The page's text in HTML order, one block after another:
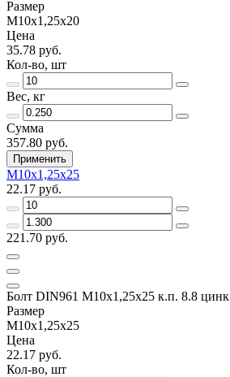
Размер
М10х1,25х20
Цена
35.78 руб.
Кол-во, шт
Вес, кг
Сумма
357.80 руб.
Применить
М10х1,25х25
22.17 руб.
221.70 руб.
Болт DIN961 М10х1,25х25 к.п. 8.8 цинк
Размер
М10х1,25х25
Цена
22.17 руб.
Кол-во, шт